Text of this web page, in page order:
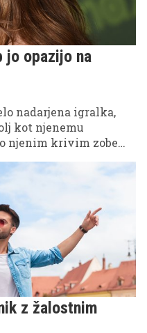
jo opazijo na
nadarjena igralka,
kot njenemu
njenim krivim zobem
z žalostnim